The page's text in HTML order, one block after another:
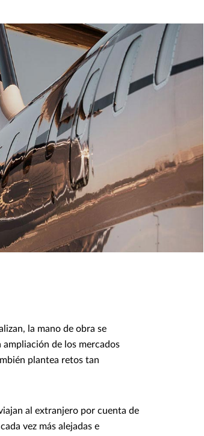
la mano de obra se
ampliación de los mercados
plantea retos tan
al extranjero por cuenta de
vez más alejadas e